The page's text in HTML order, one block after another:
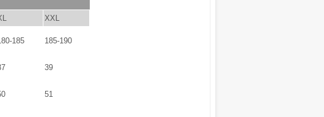
XXL
185 185-190
39
51